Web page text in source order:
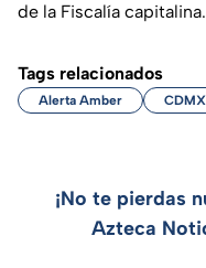
de la Fiscalía capitalina.
Tags relacionados
Alerta Amber CDMX
¡No te pierdas
Azteca